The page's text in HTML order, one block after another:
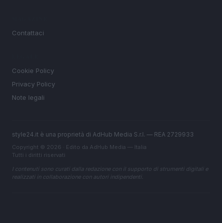
Contattaci
Cookie Policy
Privacy Policy
Note legali
style24.it è una proprietà di AdHub Media S.r.l. — REA 2729933
Copyright © 2026 · Edito da AdHub Media — Italia
Tutti i diritti riservati
I contenuti sono curati dalla redazione con il supporto di strumenti digitali e
realizzati in collaborazione con autori indipendenti.